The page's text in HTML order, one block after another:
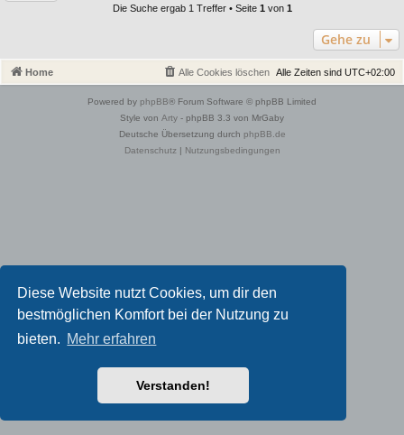
Diese Website nutzt Cookies, um dir den
bestmöglichen Komfort bei der Nutzung zu
bieten. Mehr erfahren
Verstanden!
Die Suche ergab 1 Treffer • Seite 1 von 1
Gehe zu
Home Alle Zeiten sind UTC+02:00
Alle Cookies löschen
Powered by phpBB® Forum Software © phpBB Limited
Style von Arty - phpBB 3.3 von MrGaby
Deutsche Übersetzung durch phpBB.de
Datenschutz| Nutzungsbedingungen